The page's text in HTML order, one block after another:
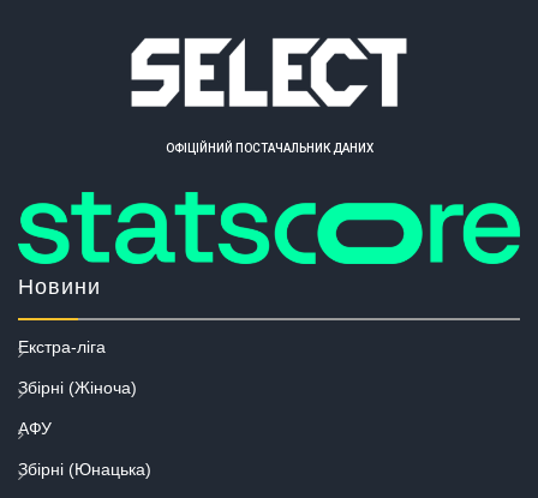
ОФІЦІЙНИЙ ПОСТАЧАЛЬНИК ДАНИХ
Новини
Екстра-ліга
Збірні (Жіноча)
АФУ
Збірні (Юнацька)